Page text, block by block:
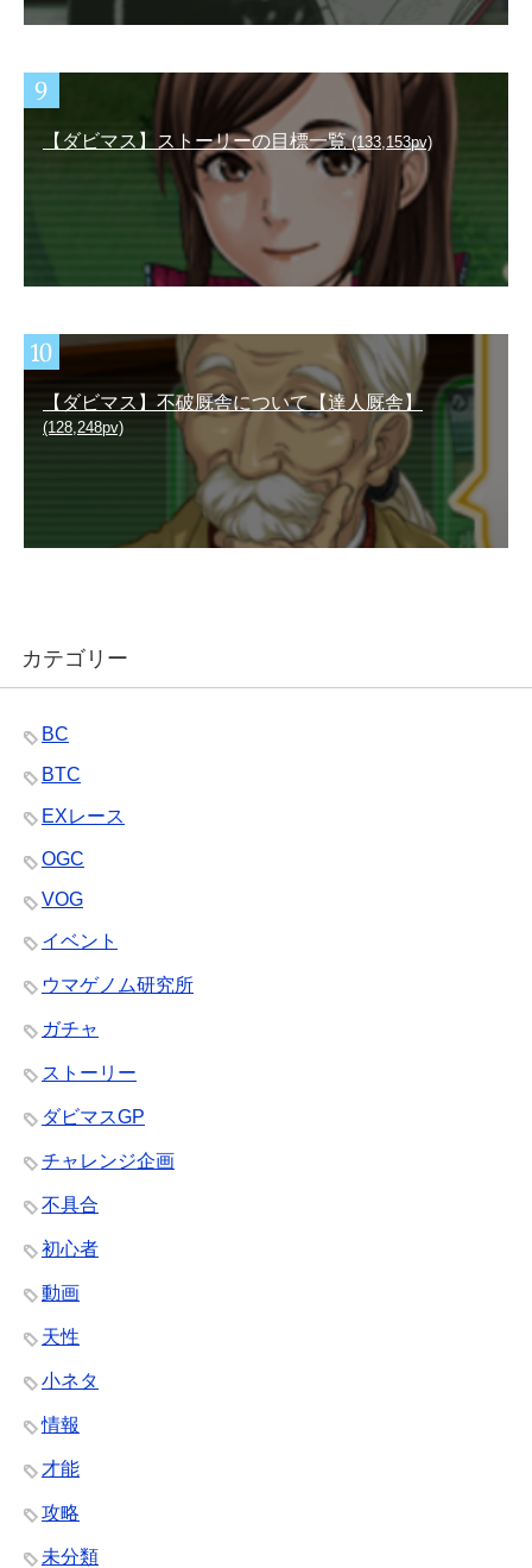
【ダビマス】ストーリーの目標一覧(133,153pv)
【ダビマス】不破厩舎について【達人厩舎】
(128,248pv)
カテゴリー
BC
BTC
EXレース
OGC
VOG
イベント
ウマゲノム研究所
ガチャ
ストーリー
ダビマスGP
チャレンジ企画
不具合
初心者
動画
天性
小ネタ
情報
才能
攻略
未分類